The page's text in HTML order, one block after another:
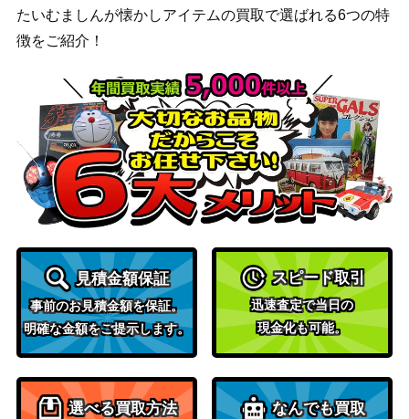
クセロシキのたくらみ（S
R）【SV6a 086/064】
スカーレット＆バイオ
リーフィアVMAX（HR/S
A)【S6a 089/069】
ソード＆シールド
（イーブイヒーロー
ズ）
ムンク コダック（PROM
O）【286/SM-P】
サン&ムーン
（PROMO）
42,000
レジドラゴV（SR/SA）
ソード&シールド
（パラダイムトリガ
ー）
ポケモン通信（UR）【SM
9 116/095】
サン&ムーン
（タッグボルト）
1,900
ガオガエンGX（SR）【S
M1+ 053/051】
サン&ムーンシリーズ
（強化拡張パック サン
&ムーン）
400
レックウザVMAX（CSR）
ソード＆シールド
たいむましんが懐かしアイテムの買取で選ばれる6つの特
徴をご紹介！
見積金額保証
事前のお見積金額を保証。
明確な金額をご提示します。
スピード取引
迅速査定で当日の
現金化も可能。
選べる買取方法 なんでも買取